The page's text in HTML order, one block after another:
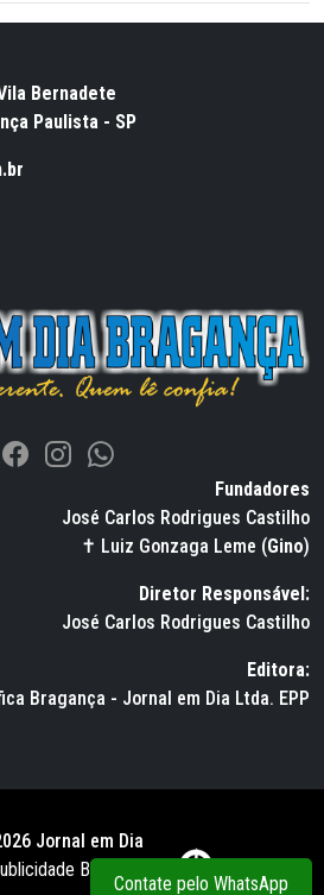
Bernadete
Paulista - SP
Fundadores
José Carlos Rodrigues Castilho
✝ Luiz Gonzaga Leme (Gino)
Diretor Responsável:
José Carlos Rodrigues Castilho
Editora:
Bragança - Jornal em Dia Ltda. EPP
Jornal em Dia
BWS RUSSO
Contate pelo WhatsApp